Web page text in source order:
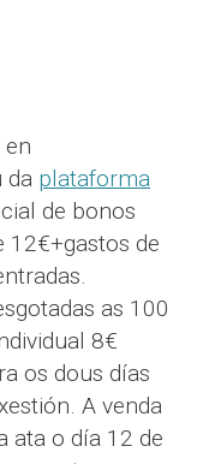
en
da plataforma
de bonos
12€+gastos de
as 100
8€
os dous días
A venda
ata o día 12 de